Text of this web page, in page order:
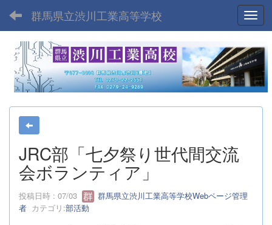
群馬県立渋川工業高等学校
JRC部「七夕祭り世代間交流
会ボランティア」
投稿日時 : 07/03
群馬県立渋川工業高等学校Webページ管理
者 カテゴリ:部活動